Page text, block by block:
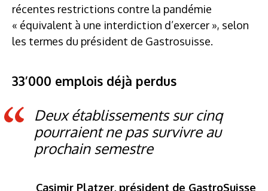
récentes restrictions contre la pandémie
« équivalent à une interdiction d’exercer », selon
les termes du président de Gastrosuisse.
33’000 emplois déjà perdus
Deux établissements sur cinq
pourraient ne pas survivre au
prochain semestre
Casimir Platzer, président de GastroSuisse